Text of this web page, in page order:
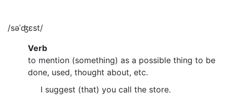
/səˈʤɛst/
Verb
to mention (something) as a possible thing to be
done, used, thought about, etc.
I suggest (that) you call the store.